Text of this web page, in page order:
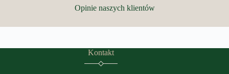
Opinie naszych klientów
Kontakt